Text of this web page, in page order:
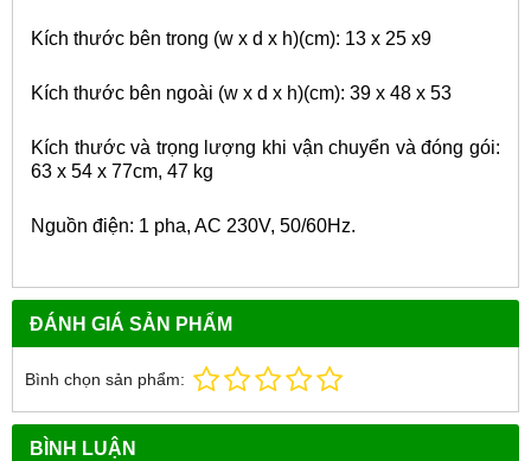
Kích thước bên trong (w x d x h)(cm): 13 x 25 x9
Kích thước bên ngoài (w x d x h)(cm): 39 x 48 x 53
Kích thước và trọng lượng khi vận chuyển và đóng gói:
63 x 54 x 77cm, 47 kg
Nguồn điện: 1 pha, AC 230V, 50/60Hz.
ĐÁNH GIÁ SẢN PHẨM
Bình chọn sản phẩm:
BÌNH LUẬN